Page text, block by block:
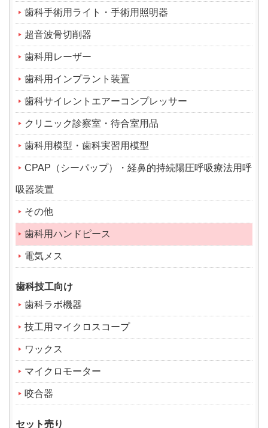
歯科手術用ライト・手術用照明器
超音波骨切削器
歯科用レーザー
歯科用インプラント装置
歯科サイレントエアーコンプレッサー
クリニック診察室・待合室用品
歯科用模型・歯科実習用模型
CPAP（シーパップ）・経鼻的持続陽圧呼吸療法用呼
吸器装置
その他
歯科用ハンドピース
電気メス
歯科技工向け
歯科ラボ機器
技工用マイクロスコープ
ワックス
マイクロモーター
咬合器
セット売り